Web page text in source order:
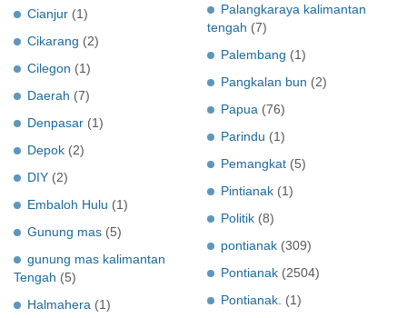
Cianjur (1)
Cikarang (2)
Cilegon (1)
Daerah (7)
Denpasar (1)
Depok (2)
DIY (2)
Embaloh Hulu (1)
Gunung mas (5)
gunung mas kalimantan
Tengah (5)
Halmahera (1)
Palangkaraya kalimantan
tengah (7)
Palembang (1)
Pangkalan bun (2)
Papua (76)
Parindu (1)
Pemangkat (5)
Pintianak (1)
Politik (8)
pontianak (309)
Pontianak (2504)
Pontianak. (1)